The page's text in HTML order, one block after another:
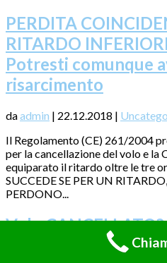
PERDITA
RITARDO
Potresti comunque
risarcimento
daadmin | 22.12.2018 |
Il Regolamento (CE) 261/2004
per la cancellazione del volo e la
equiparato il ritardo oltre le tre
SUCCEDE SE PER UN
PERDONO...
Volo
RISARCIMENTO